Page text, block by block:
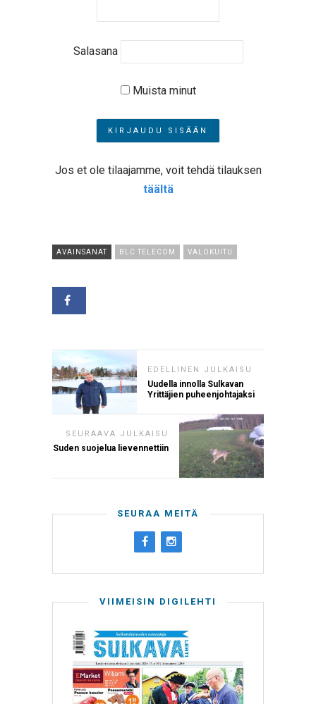
Salasana
Muista minut
Jos et ole tilaajamme, voit tehdä tilauksen
täältä
AVAINSANAT BLC TELECOM VALOKUITU
EDELLINEN JULKAISU
Uudella innolla Sulkavan
Yrittäjien puheenjohtajaksi
SEURAAVA JULKAISU
Suden suojelua lievennettiin
SEURAA MEITÄ
VIIMEISIN DIGILEHTI